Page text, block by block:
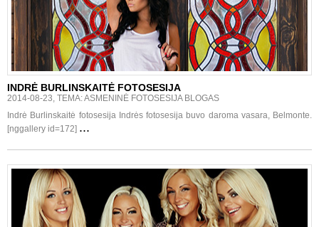
INDRĖ BURLINSKAITĖ FOTOSESIJA
2014-08-23, TEMA: ASMENINĖ FOTOSESIJA BLOGAS
Indrė Burlinskaitė fotosesija Indrės fotosesija buvo daroma vasara, Belmonte.
[nggallery id=172] ...